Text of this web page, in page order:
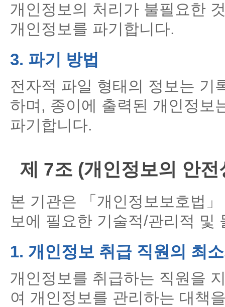
개인정보의 처리가 불필요한
개인정보를 파기합니다.
3. 파기 방법
전자적 파일 형태의 정보는 기
하며, 종이에 출력된 개인정보
파기합니다.
제 7조 (개인정보의 안
본 기관은 「개인정보보호법
보에 필요한 기술적/관리적 및
1. 개인정보 취급 직원의 최
개인정보를 취급하는 직원을
여 개인정보를 관리하는 대책